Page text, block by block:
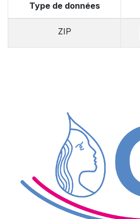
Type de données
ZIP